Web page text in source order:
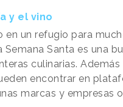
y el vino
en un refugio para
Santa es una
culinarias.
encontrar en
marcas y empresas